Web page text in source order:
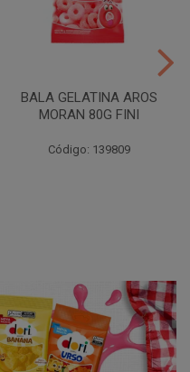
BALA GELATINA AROS
MORAN 80G FINI
Código: 139809